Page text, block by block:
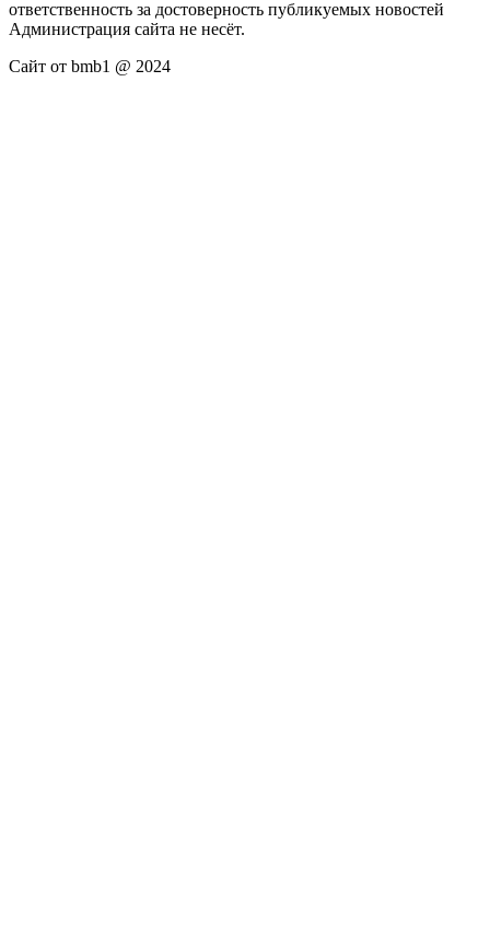
ответственность за достоверность публикуемых новостей
Администрация сайта не несёт.
Сайт от bmb1 @ 2024